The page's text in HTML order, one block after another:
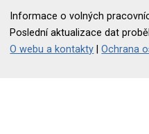
Informace o volných
Poslední aktualizace dat
O webu a kontakty |Ochrana